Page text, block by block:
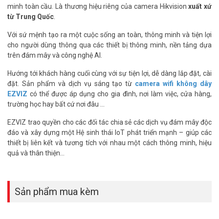
Bảo vệ toàn diện ở độ phân giải 2K⁺
Thiết kế xoay/nghiêng của camera kết hợp hoàn hảo cùng với độ
phân giải 2K⁺ mang đến những hình ảnh toàn diện và chi tiết đến ấn
tượng. Những tính năng tuyệt vời này giúp bạn giám sát các khu
vực không gian mở lớn một cách nhàn nhã.
minh toàn cầu. Là thương hiệu riêng của camera Hikvisionxuất xứ
từ Trung Quốc
Với sứ mệnh tạo ra một cuộc sống an toàn, thông minh và tiện lợi
cho người dùng thông qua các thiết bị thông minh, nền tảng dựa
trên đám mây và công nghệ AI.
Hướng tới khách hàng cuối cùng với sự tiện lợi, dễ dàng lắp đặt, cài
đặt. Sản phẩm và dịch vụ sáng tạo từ camera wifi không dây
EZVIZ có thể được áp dụng cho gia đình, nơi làm việc, cửa hàng,
trường học hay bất cứ nơi đâu …
EZVIZ trao quyền cho các đối tác chia sẻ các dịch vụ đám mây độc
đáo và xây dựng một Hệ sinh thái IoT phát triển mạnh – giúp các
thiết bị liên kết và tương tích với nhau một cách thông minh, hiệu
quả và thân thiện…
Sản phẩm mua kèm